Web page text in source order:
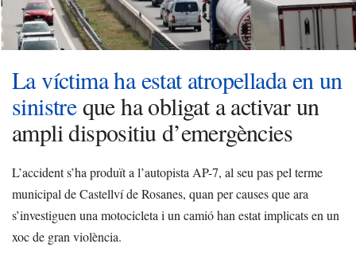
La víctima ha estat atropellada en un
sinistreque ha obligat a activar un
ampli dispositiu d’emergències
L’accident s’ha produït a l’autopista AP-7, al seu pas pel terme
municipal de Castellví de Rosanes, quan per causes que ara
s’investiguen una motocicleta i un camió han estat implicats en un
xoc de gran violència.